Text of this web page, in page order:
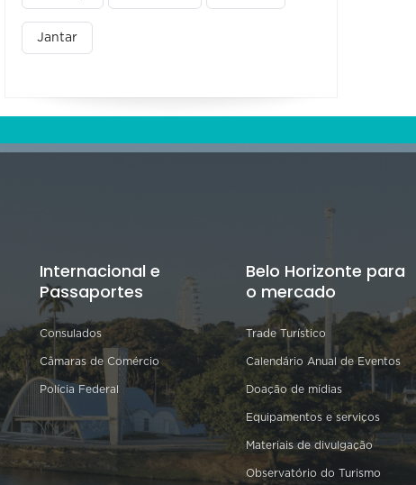
Jantar
Internacional e
Passaportes
Consulados
Câmaras de Comércio
Polícia Federal
Belo Horizonte para
o mercado
Trade Turístico
Calendário Anual de Eventos
Doação de mídias
Equipamentos e serviços
Materiais de divulgação
Observatório do Turismo